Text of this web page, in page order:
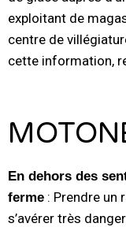
exploitant de
centre de
cette information,
En dehors des
ferme : Prendre un
s’avérer très